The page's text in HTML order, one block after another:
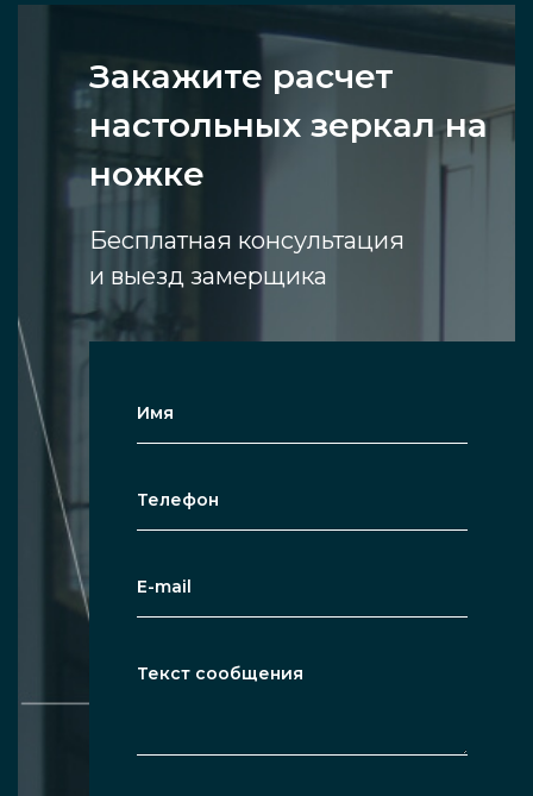
Закажите расчет
настольных зеркал на
ножке
Бесплатная консультация
и выезд замерщика